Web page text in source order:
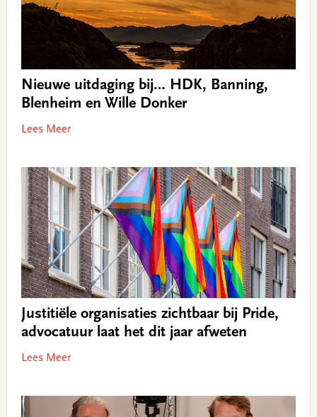
Nieuwe uitdaging bij… HDK, Banning,
Blenheim en Wille Donker
Lees Meer
Justitiële organisaties zichtbaar bij Pride,
advocatuur laat het dit jaar afweten
Lees Meer